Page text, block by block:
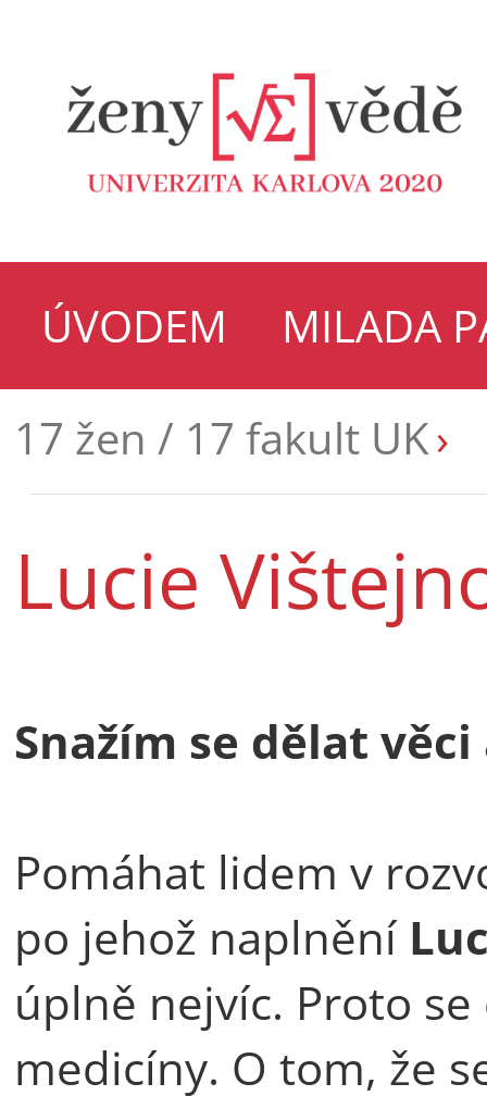
ÚVODEM
MILADA
17 žen / 17 fakult UK
Lucie
Snažím se dělat
Pomáhat lidem v
po jehož naplnění
úplně nejvíc. Proto
medicíny. O tom, že